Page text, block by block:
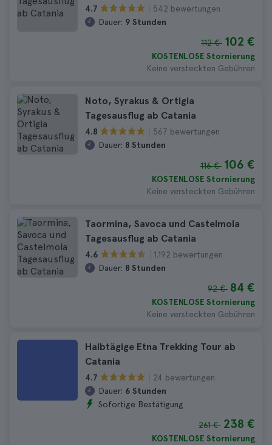
4.7
542 bewertungen
Dauer: 9 Stunden
112 € 102 €
KOSTENLOSE Stornierung
Keine versteckten Gebühren
Noto, Syrakus & Ortigia
Tagesausflug ab Catania
4.8
567 bewertungen
Dauer: 8 Stunden
116 € 106 €
KOSTENLOSE Stornierung
Keine versteckten Gebühren
Taormina, Savoca und Castelmola
Tagesausflug ab Catania
4.6
1.192 bewertungen
Dauer: 8 Stunden
92 € 84 €
KOSTENLOSE Stornierung
Keine versteckten Gebühren
Halbtägige Etna Trekking Tour ab
Catania
4.7
24 bewertungen
Dauer: 6 Stunden
Sofortige Bestätigung
261 € 238 €
KOSTENLOSE Stornierung